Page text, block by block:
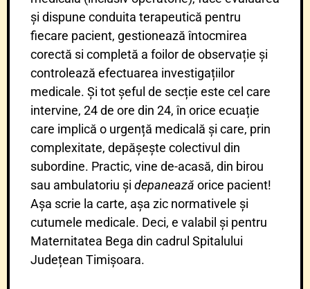
și dispune conduita terapeutică pentru
fiecare pacient, gestionează întocmirea
corectă si completă a foilor de observație și
controlează efectuarea investigațiilor
medicale. Și tot șeful de secție este cel care
intervine, 24 de ore din 24, în orice ecuație
care implică o urgență medicală și care, prin
complexitate, depășește colectivul din
subordine. Practic, vine de-acasă, din birou
sau ambulatoriu și depanează orice pacient!
Așa scrie la carte, așa zic normativele și
cutumele medicale. Deci, e valabil și pentru
Maternitatea Bega din cadrul Spitalului
Județean Timișoara.